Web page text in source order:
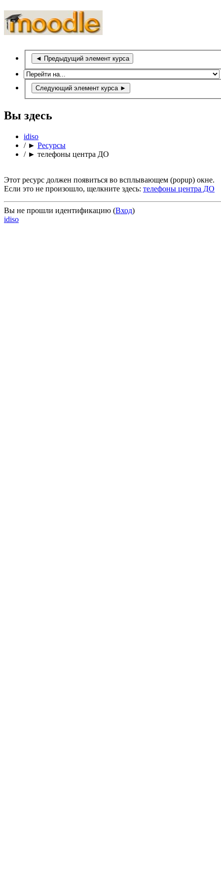
◄ Предыдущий элемент курса
Следующий элемент курса ►
Вы здесь
idiso
/ ► Ресурсы
/ ► телефоны центра ДО
Этот ресурс должен появиться во всплывающем (popup) окне.
Если это не произошло, щелкните здесь: телефоны центра ДО
Вы не прошли идентификацию (Вход)
idiso